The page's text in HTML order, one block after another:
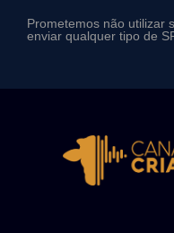
Prometemos não utilizar
enviar qualquer tipo de